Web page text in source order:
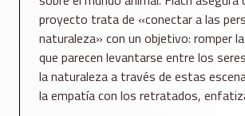
proyecto trata de «conectar a las
naturaleza» con un objetivo: romper
que parecen levantarse entre los
la naturaleza a través de estas
la empatía con los retratados,